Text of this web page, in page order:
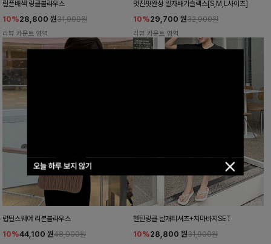
오늘 하루 보지 않기
릴픈배색 링클블라우스
10%28,800 원31,900원
리뷰 카운트 영역
멋진핏완성 일자배기슬랙스[S,M,L사이즈]
10%29,700 원32,900원
리뷰 카운트 영역
럽틸스퀘어 리본블라우스
10%44,100 원48,900원
헨틴링클 날개티셔츠+치마바지SET
10%28,800 원31,900원